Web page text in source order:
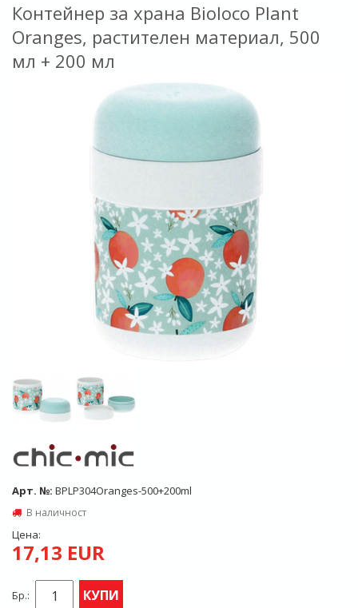
Контейнер за храна Bioloco Plant
Oranges, растителен материал, 500
мл + 200 мл
Арт. №: BPLP304Oranges-500+200ml
В наличност
Цена:
17,13 EUR
Бр.: КУПИ